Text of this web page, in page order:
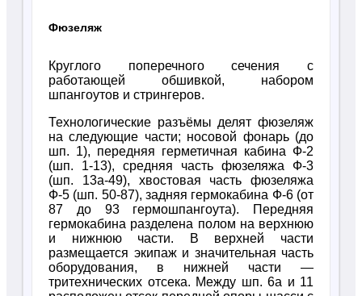
Фюзеляж
Круглого поперечного сечения с
работающей обшивкой, набором
шпангоутов и стрингеров.
Технологические разъёмы делят фюзеляж
на следующие части; носовой фонарь (до
шп. 1), передняя герметичная кабина Ф-2
(шп. 1-13), средняя часть фюзеляжа Ф-3
(шп. 13а-49), хвостовая часть фюзеляжа
Ф-5 (шп. 50-87), задняя гермокабина Ф-6 (от
87 до 93 гермошпангоута). Передняя
гермокабина разделена полом на верхнюю
и нижнюю части. В верхней части
размещается экипаж и значительная часть
оборудования, в нижней части —
тритехнических отсека. Между шп. 6а и 11